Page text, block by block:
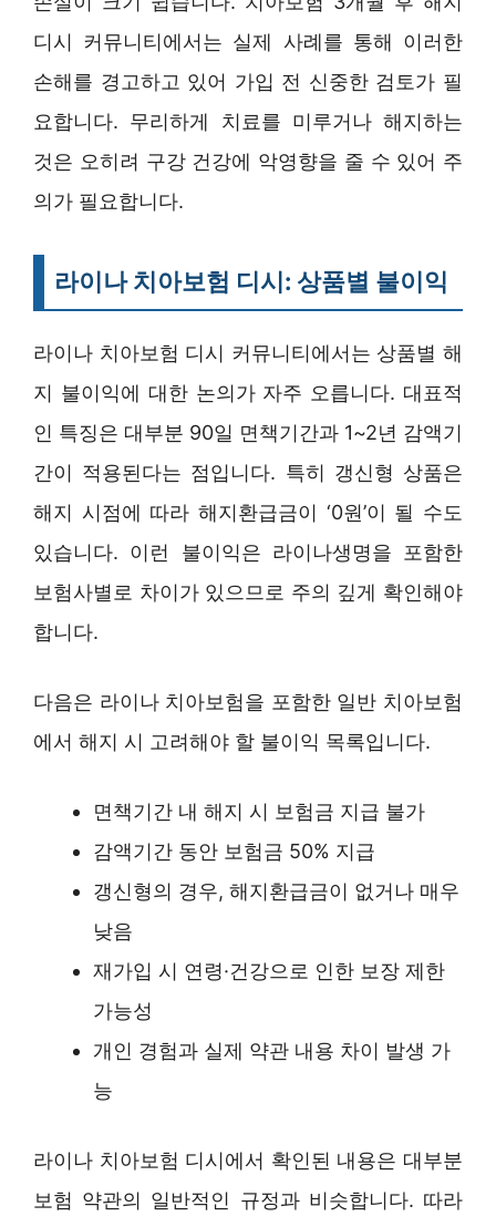
디시 커뮤니티에서는 실제 사례를 통해 이러한
손해를 경고하고 있어 가입 전 신중한 검토가 필
요합니다. 무리하게 치료를 미루거나 해지하는
것은 오히려 구강 건강에 악영향을 줄 수 있어 주
의가 필요합니다.
라이나 치아보험 디시: 상품별 불이익
라이나 치아보험 디시 커뮤니티에서는 상품별 해
지 불이익에 대한 논의가 자주 오릅니다. 대표적
인 특징은 대부분 90일 면책기간과 1~2년 감액기
간이 적용된다는 점입니다. 특히 갱신형 상품은
해지 시점에 따라 해지환급금이 ‘0원’이 될 수도
있습니다. 이런 불이익은 라이나생명을 포함한
보험사별로 차이가 있으므로 주의 깊게 확인해야
합니다.
다음은 라이나 치아보험을 포함한 일반 치아보험
에서 해지 시 고려해야 할 불이익 목록입니다.
면책기간 내 해지 시 보험금 지급 불가
감액기간 동안 보험금 50% 지급
갱신형의 경우, 해지환급금이 없거나 매우
낮음
재가입 시 연령·건강으로 인한 보장 제한
가능성
개인 경험과 실제 약관 내용 차이 발생 가
능
라이나 치아보험 디시에서 확인된 내용은 대부분
보험 약관의 일반적인 규정과 비슷합니다. 따라